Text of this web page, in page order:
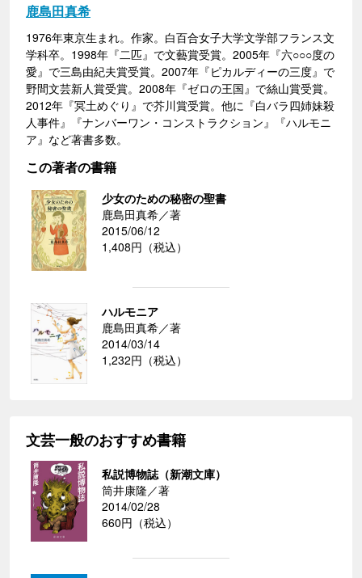
鹿島田真希
1976年東京生まれ。作家。白百合女子大学文学部フランス文
学科卒。1998年『二匹』で文藝賞受賞。2005年『六○○○度の
愛』で三島由紀夫賞受賞。2007年『ピカルディーの三度』で
野間文芸新人賞受賞。2008年『ゼロの王国』で絲山賞受賞。
2012年『冥土めぐり』で芥川賞受賞。他に『白バラ四姉妹殺
人事件』『ナンバーワン・コンストラクション』『ハルモニ
ア』など著書多数。
この著者の書籍
少女のための秘密の聖書
鹿島田真希／著
2015/06/12
1,408円（税込）
ハルモニア
鹿島田真希／著
2014/03/14
1,232円（税込）
文芸一般のおすすめ書籍
私説博物誌（新潮文庫）
筒井康隆／著
2014/02/28
660円（税込）